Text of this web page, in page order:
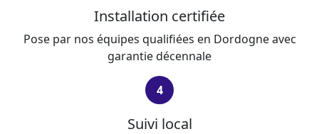
Installation certifiée
Pose par nos équipes qualifiées en Dordogne avec
garantie décennale
4
Suivi local